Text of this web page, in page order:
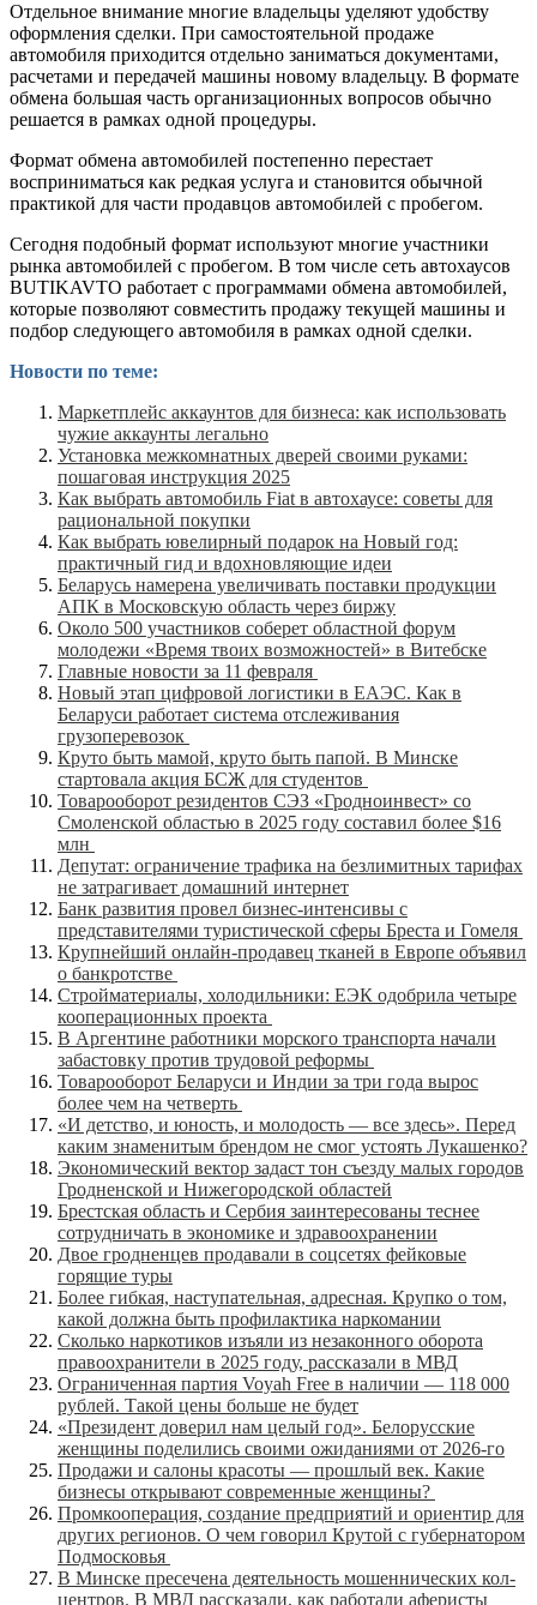
Отдельное внимание многие владельцы уделяют удобству
оформления сделки. При самостоятельной продаже
автомобиля приходится отдельно заниматься документами,
расчетами и передачей машины новому владельцу. В формате
обмена большая часть организационных вопросов обычно
решается в рамках одной процедуры.
Формат обмена автомобилей постепенно перестает
восприниматься как редкая услуга и становится обычной
практикой для части продавцов автомобилей с пробегом.
Сегодня подобный формат используют многие участники
рынка автомобилей с пробегом. В том числе сеть автохаусов
BUTIKAVTO работает с программами обмена автомобилей,
которые позволяют совместить продажу текущей машины и
подбор следующего автомобиля в рамках одной сделки.
Новости по теме:
Маркетплейс аккаунтов для бизнеса: как использовать
чужие аккаунты легально
Установка межкомнатных дверей своими руками:
пошаговая инструкция 2025
Как выбрать автомобиль Fiat в автохаусе: советы для
рациональной покупки
Как выбрать ювелирный подарок на Новый год:
практичный гид и вдохновляющие идеи
Беларусь намерена увеличивать поставки продукции
АПК в Московскую область через биржу
Около 500 участников соберет областной форум
молодежи «Время твоих возможностей» в Витебске
Главные новости за 11 февраля
Новый этап цифровой логистики в ЕАЭС. Как в
Беларуси работает система отслеживания
грузоперевозок
Круто быть мамой, круто быть папой. В Минске
стартовала акция БСЖ для студентов
Товарооборот резидентов СЭЗ «Гродноинвест» со
Смоленской областью в 2025 году составил более $16
млн
Депутат: ограничение трафика на безлимитных тарифах
не затрагивает домашний интернет
Банк развития провел бизнес-интенсивы с
представителями туристической сферы Бреста и Гомеля
Крупнейший онлайн-продавец тканей в Европе объявил
о банкротстве
Стройматериалы, холодильники: ЕЭК одобрила четыре
кооперационных проекта
В Аргентине работники морского транспорта начали
забастовку против трудовой реформы
Товарооборот Беларуси и Индии за три года вырос
более чем на четверть
«И детство, и юность, и молодость — все здесь». Перед
каким знаменитым брендом не смог устоять Лукашенко?
Экономический вектор задаст тон съезду малых городов
Гродненской и Нижегородской областей
Брестская область и Сербия заинтересованы теснее
сотрудничать в экономике и здравоохранении
Двое гродненцев продавали в соцсетях фейковые
горящие туры
Более гибкая, наступательная, адресная. Крупко о том,
какой должна быть профилактика наркомании
Сколько наркотиков изъяли из незаконного оборота
правоохранители в 2025 году, рассказали в МВД
Ограниченная партия Voyah Free в наличии — 118 000
рублей. Такой цены больше не будет
«Президент доверил нам целый год». Белорусские
женщины поделились своими ожиданиями от 2026-го
Продажи и салоны красоты — прошлый век. Какие
бизнесы открывают современные женщины?
Промкооперация, создание предприятий и ориентир для
других регионов. О чем говорил Крутой с губернатором
Подмосковья
В Минске пресечена деятельность мошеннических кол-
центров. В МВД рассказали, как работали аферисты